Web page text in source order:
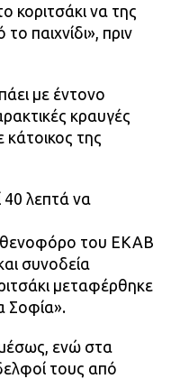
κοριτσάκι να της
παιχνίδι», πριν
με έντονο
κραυγές
κάτοικος της
λεπτά να
του ΕΚΑΒ
συνοδεία
μεταφέρθηκε
Σοφία».
ενώ στα
τους από